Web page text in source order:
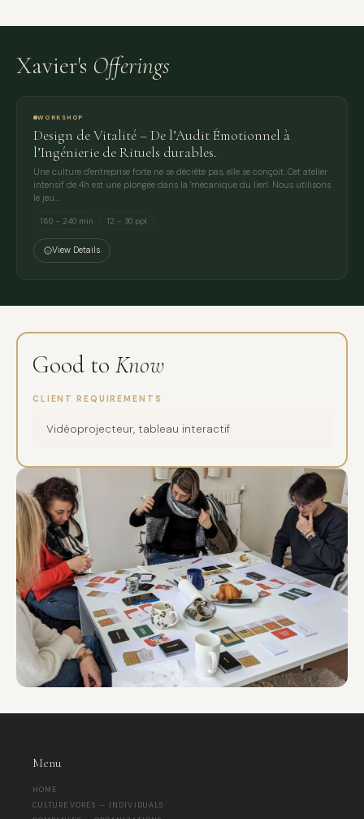
Xavier's Offerings
WORKSHOP
Design de Vitalité – De l’Audit Émotionnel à
l’Ingénierie de Rituels durables.
Une culture d'entreprise forte ne se décrète pas, elle se conçoit. Cet atelier
intensif de 4h est une plongée dans la 'mécanique du lien'. Nous utilisons
le jeu…
180 – 240 min 12 – 30 ppl
View Details
Good to Know
CLIENT REQUIREMENTS
Vidéoprojecteur, tableau interactif
Menu
HOME
CULTUREVORES — INDIVIDUALS